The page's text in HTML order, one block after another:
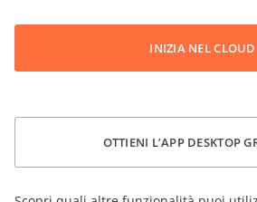
INIZIA NEL CLOUD
OTTIENI L’APP DESKTOP